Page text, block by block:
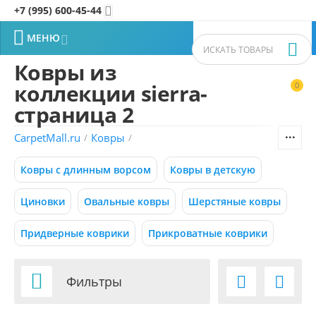
+7 (995) 600-45-44 
0


 МЕНЮ
Фильтры товаров
Цена
Р –
500 11235Р
Размер (м)
Ковры из
коллекции sierra-
страница 2
CarpetMall.ru / Ковры /
Ковры с длинным ворсом Ковры в детскую
Циновки Овальные ковры Шерстяные ковры
Придверные коврики Прикроватные коврики
 Фильтры  